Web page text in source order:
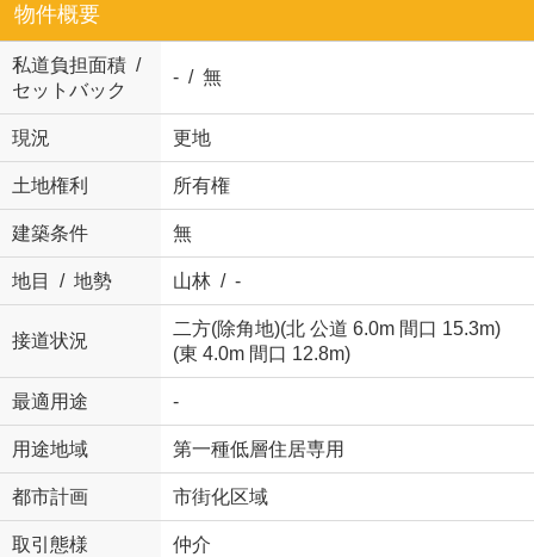
物件概要
私道負担面積 /
セットバック
- / 無
現況 更地
土地権利 所有権
建築条件 無
地目 / 地勢 山林 / -
接道状況
二方(除角地)(北 公道 6.0m 間口 15.3m)
(東 4.0m 間口 12.8m)
最適用途 -
用途地域 第一種低層住居専用
都市計画 市街化区域
取引態様 仲介